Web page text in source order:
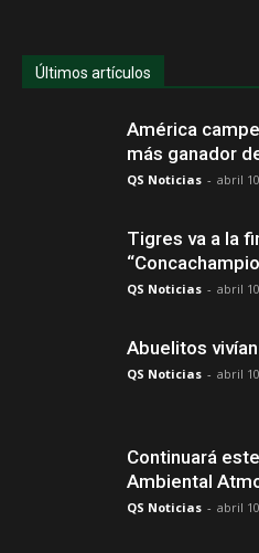
Últimos artículos
América
más ganador
QS Noticias - abril
Tigres va a la
QS Noticias - abril
Abuelitos
QS Noticias - abril
Continuará
Ambiental
QS Noticias - abril